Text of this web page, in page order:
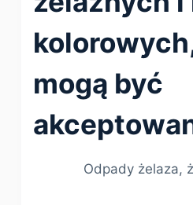
mogą być
Odpady żelaza,